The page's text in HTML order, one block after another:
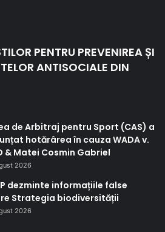
PENTRU PREVENIREA ȘI
ANTISOCIALE DIN
de Arbitraj pentru Sport (CAS) a
hotărârea în cauza WADA v.
& Matei Cosmin Gabriel
2026
dezminte informațiile false
Strategia biodiversității
2026